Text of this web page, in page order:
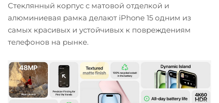
Стеклянный корпус с матовой отделкой и
алюминиевая рамка делают iPhone 15 одним из
самых красивых и устойчивых к повреждениям
телефонов на рынке.